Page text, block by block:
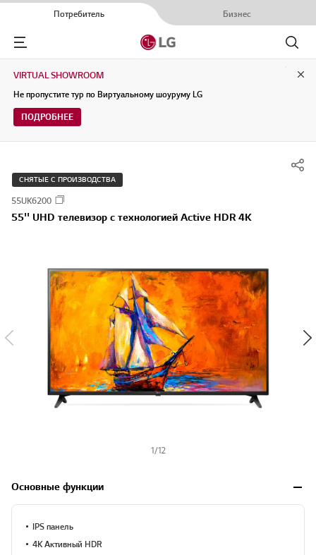
Потребитель Бизнес
Menu
Поиск
VIRTUAL SHOWROOM
Не пропустите тур по Виртуальному шоуруму LG
ПОДРОБНЕЕ
СНЯТЫЕ С ПРОИЗВОДСТВА
55UK6200
55'' UHD телевизор с технологией Active HDR 4K
1/12
Основные функции
IPS панель
4K Активный HDR